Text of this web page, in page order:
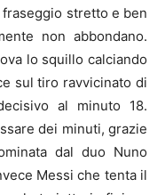
stretto e ben
non abbondano.
lo squillo calciando
sul tiro ravvicinato di
al minuto 18.
dei minuti, grazie
dal duo Nuno
Messi che tenta il